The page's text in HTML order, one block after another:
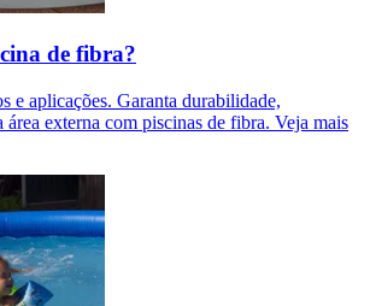
de fibra?
e aplicações. Garanta durabilidade,
área externa com piscinas de fibra. Veja mais